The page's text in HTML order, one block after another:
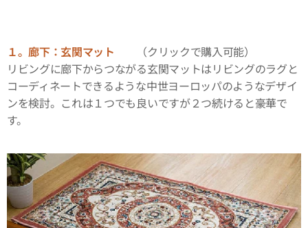
１。廊下：玄関マット （クリックで購入可能）
リビングに廊下からつながる玄関マットはリビングのラグと
コーディネートできるような中世ヨーロッパのようなデザイ
ンを検討。これは１つでも良いですが２つ続けると豪華で
す。